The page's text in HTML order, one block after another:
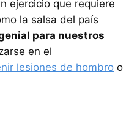
ejercicio que requiere
la salsa del país
para nuestros
en el
lesiones de hombro o